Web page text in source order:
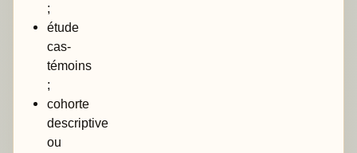
;
étude
cas-
témoins
;
cohorte
descriptive
ou